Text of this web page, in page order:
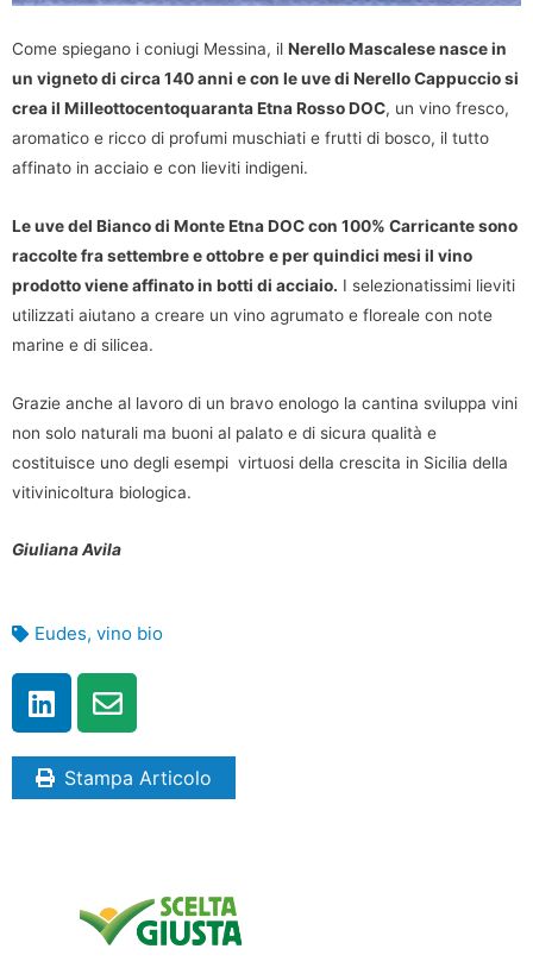
Come spiegano i coniugi Messina, il Nerello Mascalese nasce in
un vigneto di circa 140 anni e con le uve di Nerello Cappuccio si
crea il Milleottocentoquaranta Etna Rosso DOC, un vino fresco,
aromatico e ricco di profumi muschiati e frutti di bosco, il tutto
affinato in acciaio e con lieviti indigeni.
Le uve del Bianco di Monte Etna DOC con 100% Carricante sono
raccolte fra settembre e ottobre e per quindici mesi il vino
prodotto viene affinato in botti di acciaio. I selezionatissimi lieviti
utilizzati aiutano a creare un vino agrumato e floreale con note
marine e di silicea.
Grazie anche al lavoro di un bravo enologo la cantina sviluppa vini
non solo naturali ma buoni al palato e di sicura qualità e
costituisce uno degli esempi virtuosi della crescita in Sicilia della
vitivinicoltura biologica.
Giuliana Avila
Eudes, vino bio
Stampa Articolo